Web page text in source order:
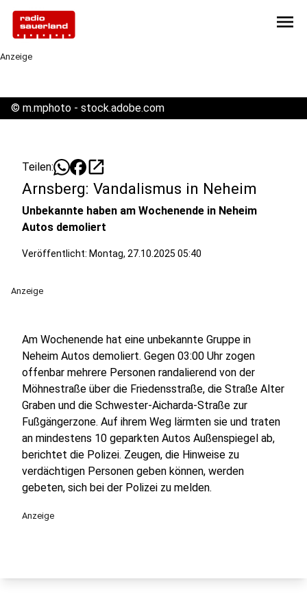
menu
Anzeige
© m.mphoto - stock.adobe.com
Teilen: open_in_new
Arnsberg: Vandalismus in Neheim
Unbekannte haben am Wochenende in Neheim
Autos demoliert
Veröffentlicht: Montag, 27.10.2025 05:40
Anzeige
Am Wochenende hat eine unbekannte Gruppe in
Neheim Autos demoliert. Gegen 03:00 Uhr zogen
offenbar mehrere Personen randalierend von der
Möhnestraße über die Friedensstraße, die Straße Alter
Graben und die Schwester-Aicharda-Straße zur
Fußgängerzone. Auf ihrem Weg lärmten sie und traten
an mindestens 10 geparkten Autos Außenspiegel ab,
berichtet die Polizei. Zeugen, die Hinweise zu
verdächtigen Personen geben können, werden
gebeten, sich bei der Polizei zu melden.
Anzeige